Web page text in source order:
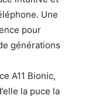
Une
pour
générations
A11 Bionic,
la puce la